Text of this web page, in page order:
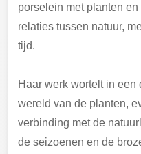
porselein met planten
relaties tussen natuur,
tijd.
Haar werk wortelt in
wereld van de planten,
verbinding met de
de seizoenen en de